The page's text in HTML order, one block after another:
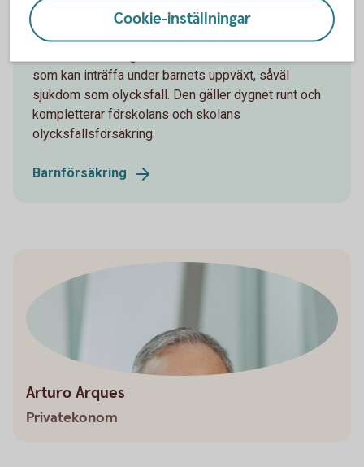
Barnförsäkring
som kan inträffa under barnets uppväxt, såväl
sjukdom som olycksfall. Den gäller dygnet runt och
kompletterar förskolans och skolans
olycksfallsförsäkring.
Barnförsäkring
Arturo Arques
Privatekonom
Cookie-inställningar